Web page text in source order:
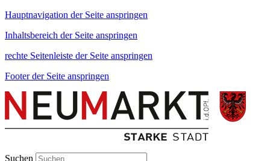
Hauptnavigation der Seite anspringen
Inhaltsbereich der Seite anspringen
rechte Seitenleiste der Seite anspringen
Footer der Seite anspringen
Suchen